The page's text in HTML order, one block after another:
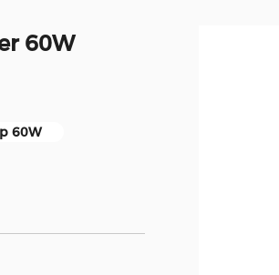
60W
60W